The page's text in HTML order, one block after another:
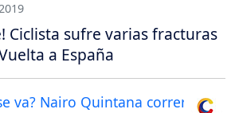
Ciclista sufre varias fracturas
a España